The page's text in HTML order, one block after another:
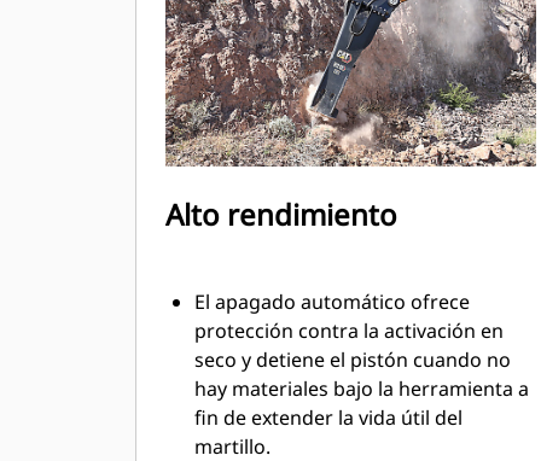
Alto rendimiento
El apagado automático ofrece
protección contra la activación en
seco y detiene el pistón cuando no
hay materiales bajo la herramienta a
fin de extender la vida útil del
martillo.